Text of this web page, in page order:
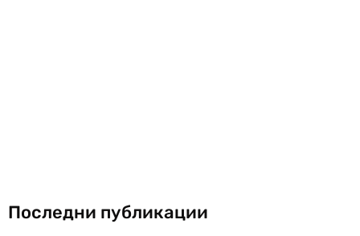
Последни публикации